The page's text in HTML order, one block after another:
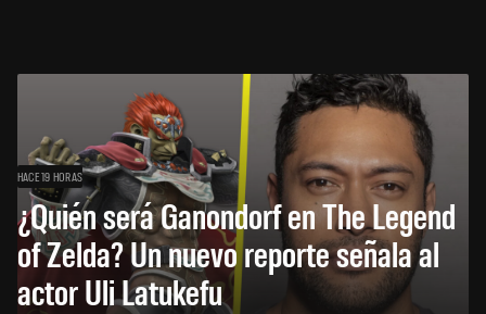
HACE 19 HORAS
¿Quién será Ganondorf en The Legend
of Zelda? Un nuevo reporte señala al
actor Uli Latukefu